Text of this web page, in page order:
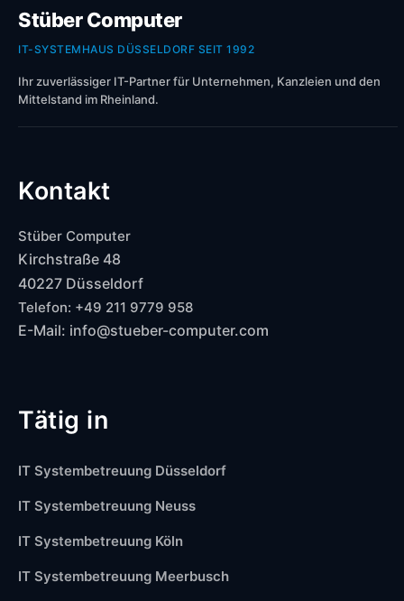
Stüber Computer
IT-SYSTEMHAUS DÜSSELDORF SEIT 1992
Ihr zuverlässiger IT-Partner für Unternehmen, Kanzleien und den
Mittelstand im Rheinland.
Kontakt
Stüber Computer
Kirchstraße 48
40227 Düsseldorf
Telefon: +49 211 9779 958
E-Mail: info@stueber-computer.com
Tätig in
IT Systembetreuung Düsseldorf
IT Systembetreuung Neuss
IT Systembetreuung Köln
IT Systembetreuung Meerbusch